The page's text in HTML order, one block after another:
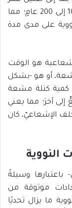
النصف في نويدات هذه النفايات من 10000 إلى 200 عامٍ؛ مما
على مدى مدة
هو الوقت
أو هو -بشكل
كمية كتلة مشعة
آخرَ؛ مما يعني
الإشعاعيّ، كان
النووية
باعتبارها وسيلةً
موثوقة من
ما يزال تحديًا